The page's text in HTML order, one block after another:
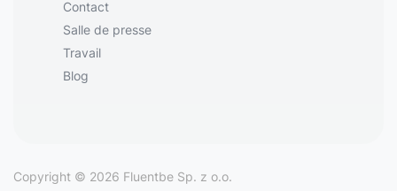
Contact
Salle de presse
Travail
Blog
Copyright © 2026 Fluentbe Sp. z o.o.